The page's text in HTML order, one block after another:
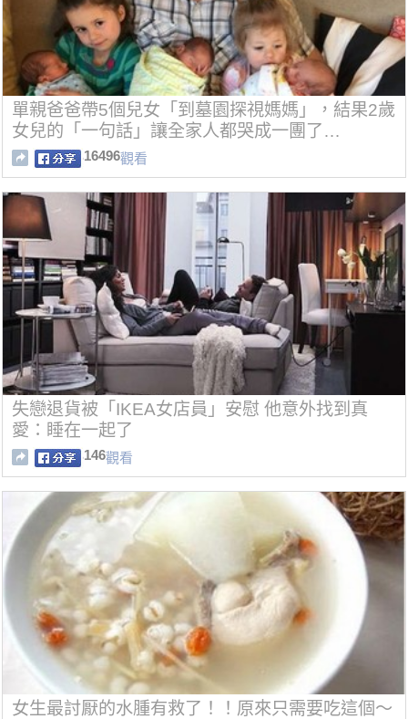
單親爸爸帶5個兒女「到墓園探視媽媽」，結果2歲
女兒的「一句話」讓全家人都哭成一團了…
16496觀看
失戀退貨被「IKEA女店員」安慰 他意外找到真
愛：睡在一起了
146觀看
女生最討厭的水腫有救了！！原來只需要吃這個～